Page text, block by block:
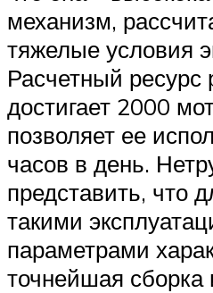
механизм,
тяжелые условия
Расчетный ресурс
достигает 2000
позволяет ее
часов в день.
представить, что
такими
параметрами
точнейшая сборка